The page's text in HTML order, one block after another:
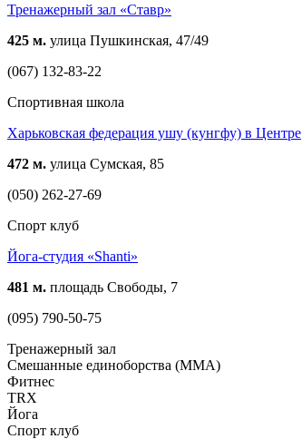
Тренажерный зал «Ставр»
425 м. улица Пушкинская, 47/49
(067) 132-83-22
Спортивная школа
Харьковская федерация ушу (кунгфу) в Центре
472 м. улица Сумская, 85
(050) 262-27-69
Спорт клуб
Йога-студия «Shanti»
481 м. площадь Свободы, 7
(095) 790-50-75
Тренажерный зал
Смешанные единоборства (ММА)
Фитнес
TRX
Йога
Спорт клуб